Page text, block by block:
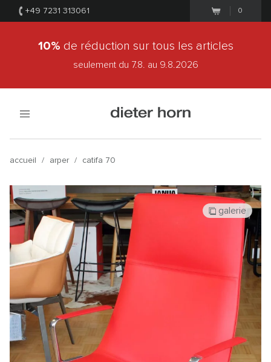
+49 7231 313061 0
10% de réduction sur tous les articles
seulement du 7.8. au 9.8.2026
accueil / arper / catifa 70
galerie